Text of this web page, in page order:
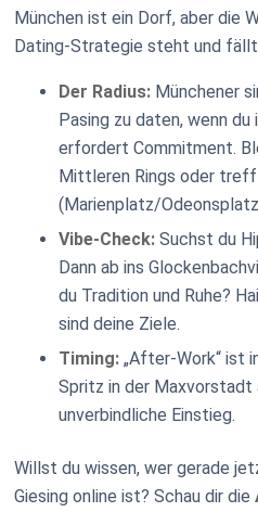
München ist ein Dorf, aber die
Dating-Strategie steht und
Der Radius: Münchener
Pasing zu daten, wenn
erfordert Commitment.
Mittleren Rings oder
(Marienplatz/
Vibe-Check: Suchst du
Dann ab ins
du Tradition und Ruhe?
sind deine Ziele.
Timing: „After-Work“ ist
Spritz in der
unverbindliche Einstieg.
Willst du wissen, wer gerade
Giesing online ist? Schau dir die